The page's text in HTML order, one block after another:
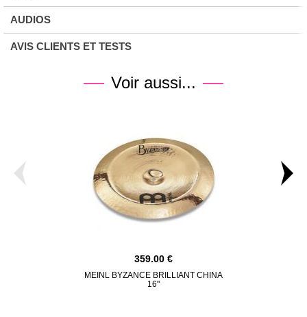
AUDIOS
AVIS CLIENTS ET TESTS
Voir aussi...
359.00
MEINL BYZANCE BRILLIANT CHINA
16"